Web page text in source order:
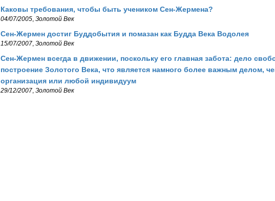
Каковы требования, чтобы быть учеником Сен-Жермена?
04/07/2005, Золотой Век
Сен-Жермен достиг Буддобытия и помазан как Будда Века Водолея
15/07/2007, Золотой Век
Сен-Жермен всегда в движении, поскольку его главная забота: дело
построение Золотого Века, что является намного более важным делом,
организация или любой индивидуум
29/12/2007, Золотой Век